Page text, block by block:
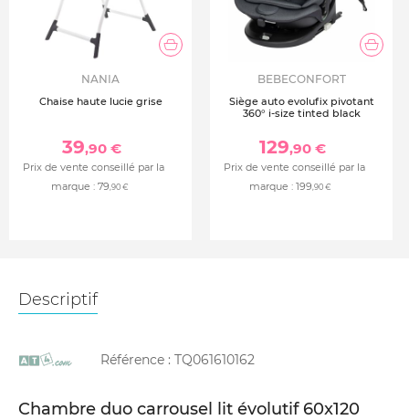
NANIA
Chaise haute lucie grise
39,90 €
Prix de vente conseillé par la
marque : 79,90 €
BEBECONFORT
Siège auto evolufix pivotant
360° i-size tinted black
129,90 €
Prix de vente conseillé par la
marque : 199,90 €
Descriptif
Référence : TQ061610162
Chambre duo carrousel lit évolutif 60x120